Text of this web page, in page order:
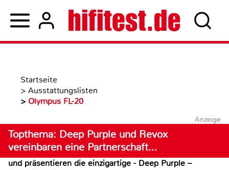
Startseite
> Ausstattungslisten
> Olympus FL-20
Anzeige
Topthema: Deep Purple und Revox
vereinbaren eine Partnerschaft…
und präsentieren die einzigartige - Deep Purple –